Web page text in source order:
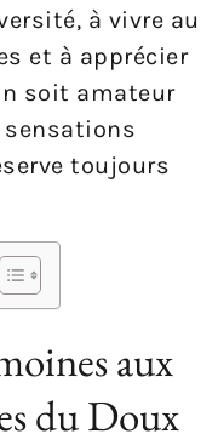
à vivre au
et à apprécier
soit amateur
sensations
toujours
aux
du Doux